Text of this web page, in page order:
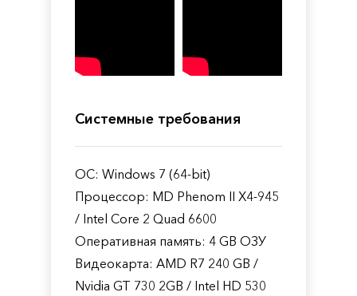
Системные требования
ОС: Windows 7 (64-bit)
Процессор: MD Phenom II X4-945
/ Intel Core 2 Quad 6600
Оперативная память: 4 GB ОЗУ
Видеокарта: AMD R7 240 GB /
Nvidia GT 730 2GB / Intel HD 530